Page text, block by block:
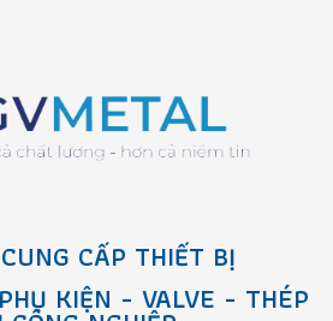
CẤP THIẾT BỊ
KIỆN - VALVE - THÉP